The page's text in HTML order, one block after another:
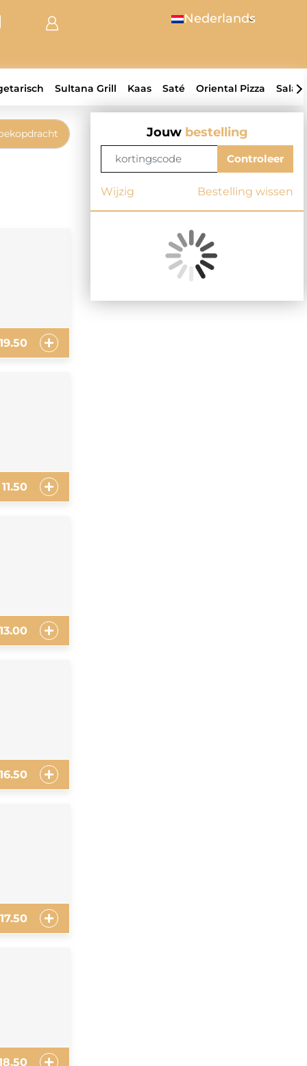
Nederlands
Sultana Grill Kaas Saté Oriental Pizza
Jouw bestelling
Controleer
Wijzig Bestelling wissen